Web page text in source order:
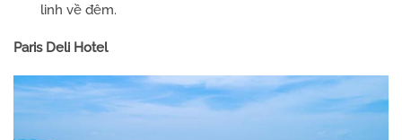
linh về đêm.
Paris Deli Hotel